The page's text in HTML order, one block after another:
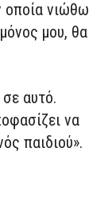
οποία νιώθω
μου, θα
αυτό.
να
παιδιού».